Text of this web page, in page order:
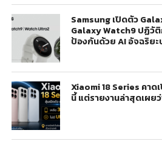
Samsung เปิดตัว
Galaxy Watch9 ปฏิวั
ป้องกันด้วย AI อัจฉริย
Xiaomi 18 Series คา
นี้ แต่รายงานล่าสุดเผย